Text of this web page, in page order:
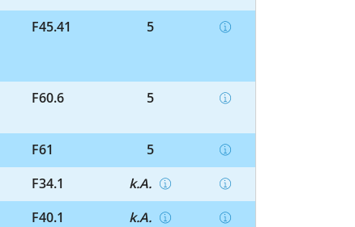
F45.41 5
F60.6 5
F61
5
F34.1
k.A.
F40.1
k.A.